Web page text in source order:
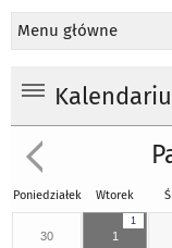
Menu główne
Poniedziałek Wtorek
30
1
1